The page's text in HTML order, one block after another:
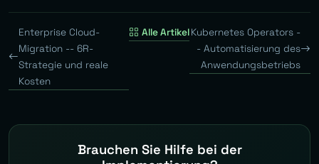
Enterprise Cloud-
Migration -- 6R-
Strategie und reale
Kosten
Alle ArtikelKubernetes Operators -
- Automatisierung des
Anwendungsbetriebs
Brauchen Sie Hilfe bei der